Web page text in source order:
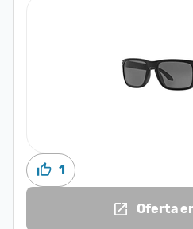
1
Oferta